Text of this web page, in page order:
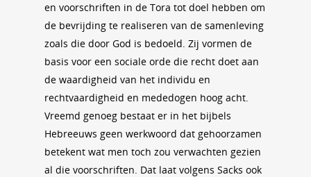
en voorschriften in de Tora tot doel hebben om
de bevrijding te realiseren van de samenleving
zoals die door God is bedoeld. Zij vormen de
basis voor een sociale orde die recht doet aan
de waardigheid van het individu en
rechtvaardigheid en mededogen hoog acht.
Vreemd genoeg bestaat er in het bijbels
Hebreeuws geen werkwoord dat gehoorzamen
betekent wat men toch zou verwachten gezien
al die voorschriften. Dat laat volgens Sacks ook